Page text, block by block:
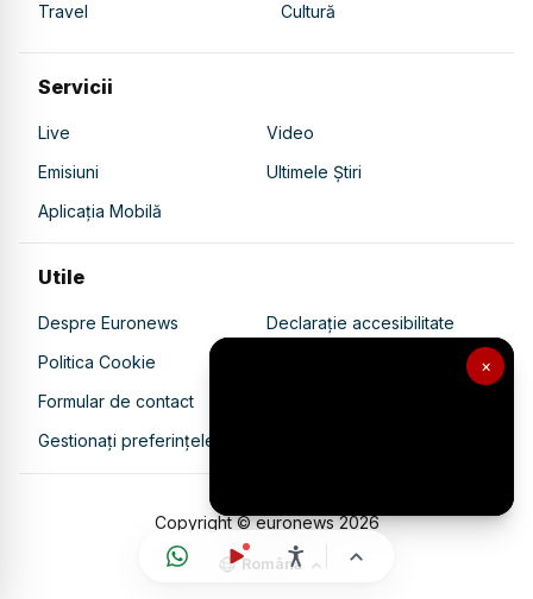
×
Travel
Cultură
Servicii
Live
Video
Emisiuni
Ultimele Știri
Aplicația Mobilă
Utile
Despre Euronews
Declarație accesibilitate
Politica Cookie
Politica de confidențialitate
Formular de contact
Gestionați preferințele
Copyright © euronews2026
Română